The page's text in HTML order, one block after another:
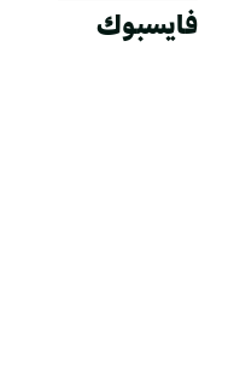
فايسبوك